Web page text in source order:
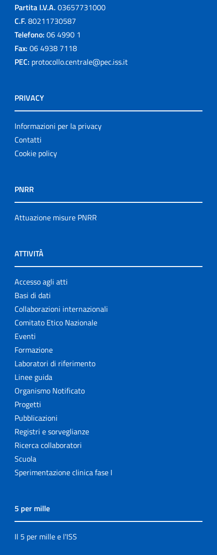
Partita I.V.A. 03657731000
C.F. 80211730587
Telefono: 06 4990 1
Fax: 06 4938 7118
PEC: protocollo.centrale@pec.iss.it
PRIVACY
Informazioni per la privacy
Contatti
Cookie policy
PNRR
Attuazione misure PNRR
ATTIVITÀ
Accesso agli atti
Basi di dati
Collaborazioni internazionali
Comitato Etico Nazionale
Eventi
Formazione
Laboratori di riferimento
Linee guida
Organismo Notificato
Progetti
Pubblicazioni
Registri e sorveglianze
Ricerca collaboratori
Scuola
Sperimentazione clinica fase I
5 per mille
Il 5 per mille e l'ISS